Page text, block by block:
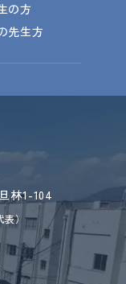
の方
先生方
林1-104
表）